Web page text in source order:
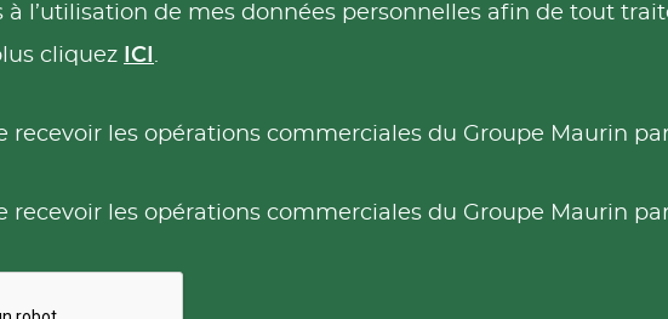
à l’utilisation de mes données personnelles afin de tout
cliquez
ICI .
recevoir les opérations commerciales du Groupe Maurin
recevoir les opérations commerciales du Groupe Maurin